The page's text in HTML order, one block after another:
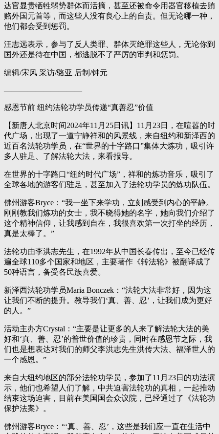
达官显贵牺牲弱势群体而活摘，甚至还被命令用器官移植去贿
赂外国元首等，而这些人没有良心上的自责。但无论哪一种，
他们都会受到惩罚。
汪志远表示，参与了反人类罪、群体灭绝罪这些人，无论你到
国外还是待在中国，都逃脱不了严厉的审判和惩罚。
编辑/宋风 采访/骆亚 后制/钟元
——————————
感恩节前 纽约法轮功学员传递“真善忍”价值
【新唐人北京时间2024年11月25日讯】11月23日，在喧嚣的时
代广场，出现了一道宁静祥和的风景线，来自纽约和新泽西的
近百名法轮功学员，在“世界的十字路口”集体大炼功，吸引许
多人驻足、了解法轮大法，来看报导。
在世界的十字路口“纽约时代广场”，祥和的炼功音乐，吸引了
全球各地的游客们驻足，甚至加入了法轮功学员的炼功队伍。
佛州游客Bryce：“我一坐下来学功，立刻感受到内心的平静。
刚刚教我们炼功的女士，我不晓得她的名字，她向我们介绍了
这个精神信仰，让我感到自在，我很喜欢第一次打坐的经历，
真是太棒了。”
法轮功由李洪志先生，在1992年从中国长春传出，至今已经传
遍全球110多个国家和地区，主要著作《转法轮》被翻译成了
50种语言，备受各民族喜爱。
新泽西法轮功学员Maria Bonczek：“法轮大法非常好，因为这
让我们不断的提升。教导我们‘真、善、忍’，让我们成为更好
的人。”
活动主办方Crystal：“主要是让更多的人来了解法轮大法的美
好和‘真、善、忍’的普世价值的珍贵，同时在感恩节之际，我
们也是想表达对我们的师父李洪志先生洪传大法、福泽世人的
一个感恩。”
来自大纽约地区的部分法轮功学员，参加了11月23日的功法演
示，他们也希望人们了解，中共迫害法轮功的真相，一起推动
结束这场迫害，目前在美国国会众议院，已经通过了《法轮功
保护法案》。
佛州游客Bryce：“‘真、善、忍’，这些是我们应一直在生活中